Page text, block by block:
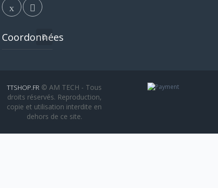
Coordonnées
TTSHOP.FR © AM TECH - Tous
droits réservés. Reproduction,
copie et utilisation interdite en
dehors de ce site.